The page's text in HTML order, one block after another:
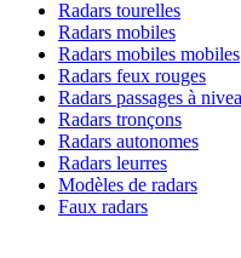
Radars tourelles
Radars mobiles
Radars mobiles mobiles
Radars feux rouges
Radars passages à
Radars tronçons
Radars autonomes
Radars leurres
Modèles de radars
Faux radars